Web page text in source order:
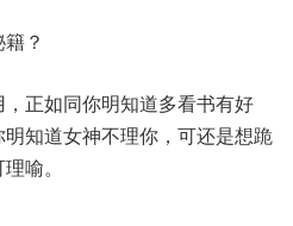
？
正如同你明知道多看书有好
知道女神不理你，可还是想跪
喻。